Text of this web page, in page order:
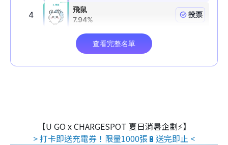
【U GO x CHARGESPOT 夏日消暑企劃⚡】
> 打卡即送充電券！限量1000張🔋送完即止 <